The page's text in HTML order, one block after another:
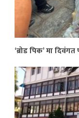
‘ब्रोड पिक’ मा